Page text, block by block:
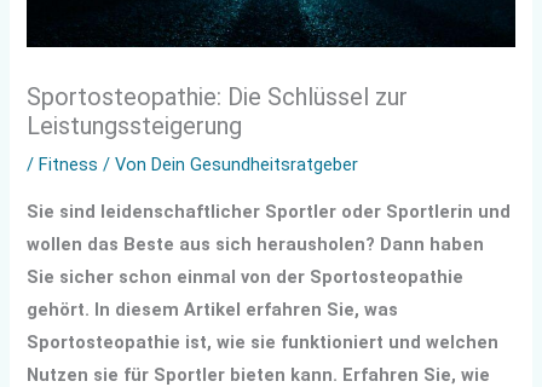
Sportosteopathie: Die Schlüssel zur
Leistungssteigerung
/Fitness / VonDein Gesundheitsratgeber
Sie sind leidenschaftlicher Sportler oder Sportlerin und
wollen das Beste aus sich herausholen? Dann haben
Sie sicher schon einmal von der Sportosteopathie
gehört. In diesem Artikel erfahren Sie, was
Sportosteopathie ist, wie sie funktioniert und welchen
Nutzen sie für Sportler bieten kann. Erfahren Sie, wie